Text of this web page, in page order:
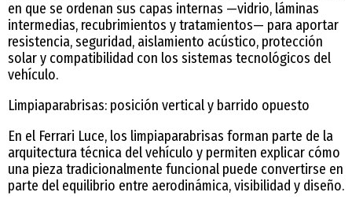
en que se ordenan sus capas internas —vidrio, láminas
intermedias, recubrimientos y tratamientos— para aportar
resistencia, seguridad, aislamiento acústico, protección
solar y compatibilidad con los sistemas tecnológicos del
vehículo.
Limpiaparabrisas: posición vertical y barrido opuesto
En el Ferrari Luce, los limpiaparabrisas forman parte de la
arquitectura técnica del vehículo y permiten explicar cómo
una pieza tradicionalmente funcional puede convertirse en
parte del equilibrio entre aerodinámica, visibilidad y diseño.